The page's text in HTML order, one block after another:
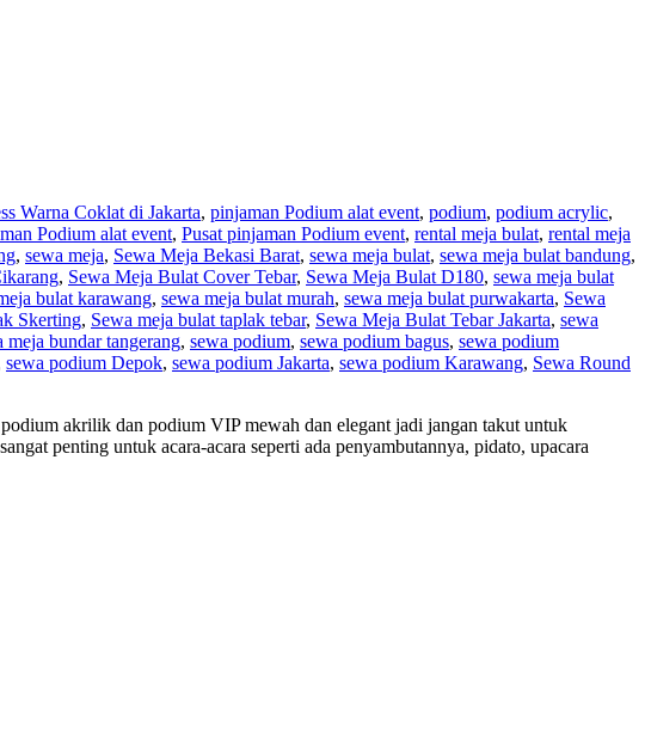
Warna Coklat di Jakarta, pinjaman Podium alat event, podium, podium acrylic,
Podium alat event, Pusat pinjaman Podium event, rental meja bulat, rental meja
, sewa meja, Sewa Meja Bekasi Barat, sewa meja bulat, sewa meja bulat bandung,
, Sewa Meja Bulat Cover Tebar, Sewa Meja Bulat D180, sewa meja bulat
bulat karawang, sewa meja bulat murah, sewa meja bulat purwakarta, Sewa
Skerting, Sewa meja bulat taplak tebar, Sewa Meja Bulat Tebar Jakarta, sewa
meja bundar tangerang, sewa podium, sewa podium bagus, sewa podium
sewa podium Depok, sewa podium Jakarta, sewa podium Karawang, Sewa Round
akrilik dan podium VIP mewah dan elegant jadi jangan takut untuk
penting untuk acara-acara seperti ada penyambutannya, pidato, upacara